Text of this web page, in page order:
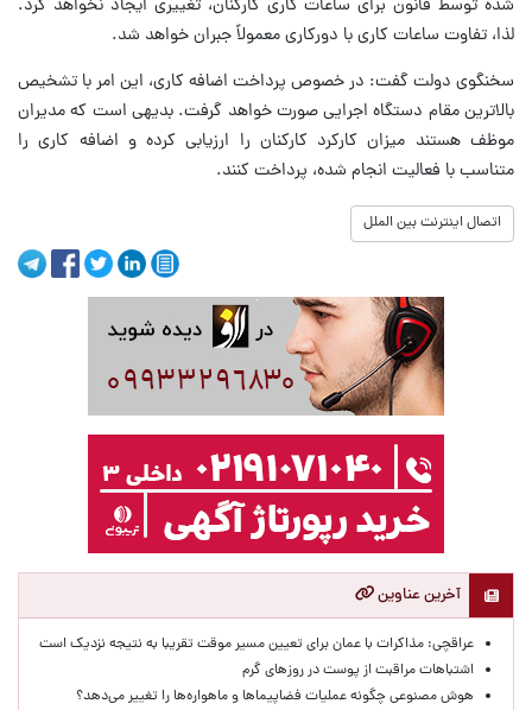
شده توسط قانون برای ساعات کاری کارکنان، تغییری ایجاد نخواهد کرد.
لذا، تفاوت ساعات کاری با دورکاری معمولاً جبران خواهد شد.
سخنگوی دولت گفت: در خصوص پرداخت اضافه کاری، این امر با تشخیص
بالاترین مقام دستگاه اجرایی صورت خواهد گرفت. بدیهی است که مدیران
موظف هستند میزان کارکرد کارکنان را ارزیابی کرده و اضافه کاری را
متناسب با فعالیت انجام شده، پرداخت کنند.
اتصال اینترنت بین الملل
آخرین عناوین
عراقچی: مذاکرات با عمان برای تعیین مسیر موقت تقریبا به نتیجه نزدیک است
اشتباهات مراقبت از پوست در روزهای گرم
هوش مصنوعی چگونه عملیات فضاپیماها و ماهواره‌ها را تغییر می‌دهد؟